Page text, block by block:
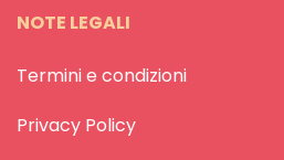
NOTE LEGALI
Termini e condizioni
Privacy Policy